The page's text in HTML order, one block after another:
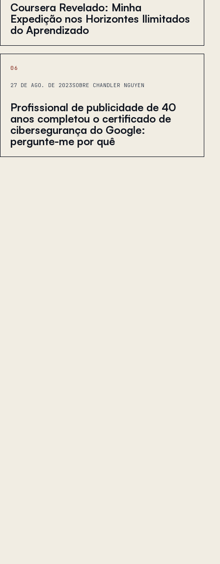
Coursera Revelado: Minha
Expedição nos Horizontes Ilimitados
do Aprendizado
06
27 DE AGO. DE 2023SOBRE CHANDLER NGUYEN
Profissional de publicidade de 40
anos completou o certificado de
cibersegurança do Google:
pergunte-me por quê